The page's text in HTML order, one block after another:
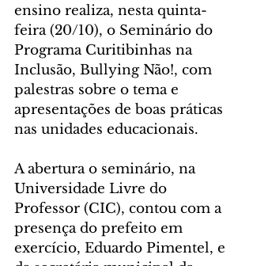
ensino realiza, nesta quinta-
feira (20/10), o Seminário do
Programa Curitibinhas na
Inclusão, Bullying Não!, com
palestras sobre o tema e
apresentações de boas práticas
nas unidades educacionais.
A abertura o seminário, na
Universidade Livre do
Professor (CIC), contou com a
presença do prefeito em
exercício, Eduardo Pimentel, e